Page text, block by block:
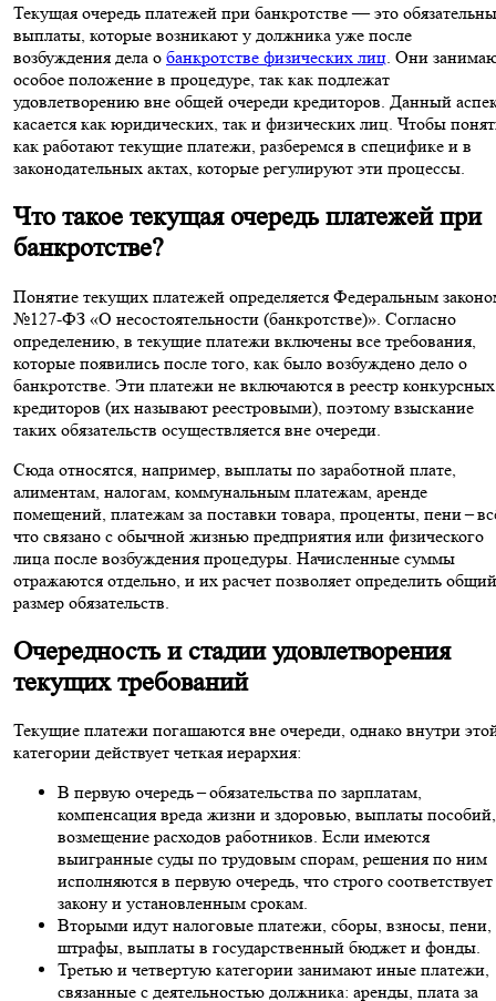
Текущая очередь платежей при банкротстве — это
выплаты, которые возникают у должника уже после
возбуждения дела о банкротстве физических лиц. Они
особое положение в процедуре, так как подлежат
удовлетворению вне общей очереди кредиторов. Данный
касается как юридических, так и физических лиц. Чтобы
как работают текущие платежи, разберемся в специфике и в
законодательных актах, которые регулируют эти процессы.
Что такое текущая очередь платежей при
банкротстве?
Понятие текущих платежей определяется Федеральным
№127-ФЗ «О несостоятельности (банкротстве)». Согласно
определению, в текущие платежи включены все требования,
которые появились после того, как было возбуждено дело о
банкротстве. Эти платежи не включаются в реестр конкурсных
кредиторов (их называют реестровыми), поэтому взыскание
таких обязательств осуществляется вне очереди.
Сюда относятся, например, выплаты по заработной плате,
алиментам, налогам, коммунальным платежам, аренде
помещений, платежам за поставки товара, проценты, пени –
что связано с обычной жизнью предприятия или физического
лица после возбуждения процедуры. Начисленные суммы
отражаются отдельно, и их расчет позволяет определить общий
размер обязательств.
Очередность и стадии удовлетворения
текущих требований
Текущие платежи погашаются вне очереди, однако внутри
категории действует четкая иерархия:
В первую очередь – обязательства по зарплатам,
компенсация вреда жизни и здоровью, выплаты пособий,
возмещение расходов работников. Если имеются
выигранные суды по трудовым спорам, решения по ним
исполняются в первую очередь, что строго соответствует
закону и установленным срокам.
Вторыми идут налоговые платежи, сборы, взносы, пени,
штрафы, выплаты в государственный бюджет и фонды.
Третью и четвертую категории занимают иные платежи,
связанные с деятельностью должника: аренды, плата за